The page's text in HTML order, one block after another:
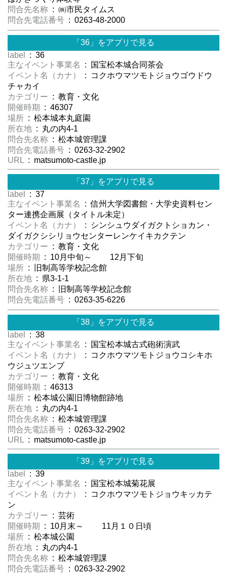
問合先名称 : ㈱市民タイムス
問合先電話番号 : 0263-48-2000
「36」をアプリで見る
label
: 36
主なイベント事業名
: 国宝松本城合同茶会
イベント名（カナ）
: コクホウマツモトジョウゴウドウ
チャカイ
カテゴリー : 教育・文化
開催時期
: 46307
場所 : 松本城本丸庭園
所在地 : 丸の内4-1
問合先名称 : 松本城管理課
問合先電話番号 : 0263-32-2902
URL : matsumoto-castle.jp
「37」をアプリで見る
label
: 37
主なイベント事業名
: 信州大学図書館・大学史資料セン
ター連携企画展（タイトル未定）
イベント名（カナ）
: シンシュウダイガクトショカン・
ダイガクシシリョウセンターレンケイキカクテン
カテゴリー : 教育・文化
開催時期
: 10月中旬～ 12月下旬
場所 : 旧制高等学校記念館
所在地 : 県3-1-1
問合先名称 : 旧制高等学校記念館
問合先電話番号 : 0263-35-6226
「38」をアプリで見る
label
: 38
主なイベント事業名
: 国宝松本城古式砲術演武
イベント名（カナ）
: コクホウマツモトジョウコシキホ
ウジュツエンブ
カテゴリー : 教育・文化
開催時期
: 46313
場所 : 松本城公園旧博物館跡地
所在地 : 丸の内4-1
問合先名称 : 松本城管理課
問合先電話番号 : 0263-32-2902
URL : matsumoto-castle.jp
「39」をアプリで見る
label
: 39
主なイベント事業名
: 国宝松本城菊花展
イベント名（カナ）
: コクホウマツモトジョウキッカテ
ン
カテゴリー : 芸術
開催時期
: 10月末～ 11月１０日頃
場所 : 松本城公園
所在地 : 丸の内4-1
問合先名称 : 松本城管理課
問合先電話番号 : 0263-32-2902